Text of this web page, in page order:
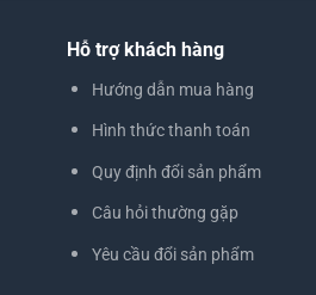
Hỗ trợ khách hàng
Hướng dẫn mua hàng
Hình thức thanh toán
Quy định đổi sản phẩm
Câu hỏi thường gặp
Yêu cầu đổi sản phẩm